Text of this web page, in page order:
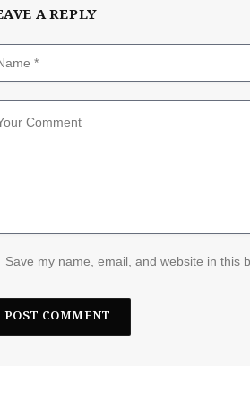
A REPLY
Save my name, email, and website in this